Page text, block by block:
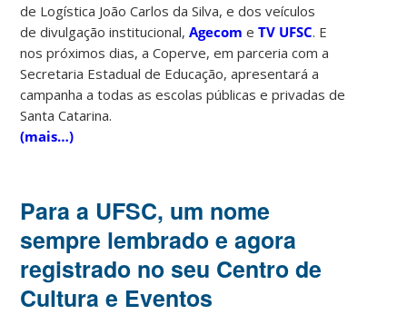
de Logística João Carlos da Silva, e dos veículos
de divulgação institucional,Agecom eTV UFSC. E
nos próximos dias, a Coperve, em parceria com a
Secretaria Estadual de Educação, apresentará a
campanha a todas as escolas públicas e privadas de
Santa Catarina.
(mais…)
Para a UFSC, um nome
sempre lembrado e agora
registrado no seu Centro de
Cultura e Eventos